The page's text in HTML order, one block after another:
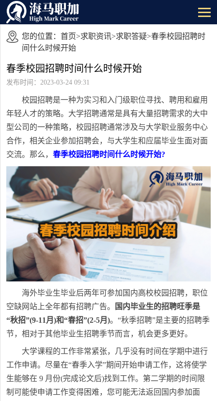
您的位置： 首页>求职资讯>求职答疑>春季校园招聘时
间什么时候开始
春季校园招聘时间什么时候开始
发布时间：2023-03-24 09:31
校园招聘是一种为实习和入门级职位寻找、聘用和雇用
年轻人才的策略。大学招聘通常是具有大量招聘需求的大中
型公司的一种策略，校园招聘通常涉及与大学职业服务中心
合作，相关企业参加招聘会，与大学生和应届毕业生面对面
交流。那么，春季校园招聘时间什么时候开始?
海外毕业生毕业后两年可参加国内高校校园招聘，职位
空缺网站上全年都有招聘广告。
国内毕业生的招聘旺季是
“秋招”(9-11月)和“春招”(2-5月)。“秋季招聘”是主要的招聘季
节，相对于其他毕业生招聘季节而言，机会更多更好。
大学课程的工作非常紧张，几乎没有时间在学期中进行
工作申请。尽量在“春季入学”期间开始申请工作，这将使学
生能够在 9 月份(完成论文后)找到工作。第二学期的时间限
制可能使申请工作变得困难，您可能无法返回国内参加面